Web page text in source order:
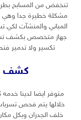
تنخفض من المسابح
مشكلة خطيرة جدا وهي
المباني والمنشآت
جهاز متخصص بكشف
تكسير ولا تدمير
كشف
متوفر ايضا لدينا
خلالها يتم فحص
خلف الجدران وبكل